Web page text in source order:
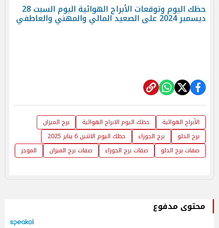
حظك اليوم وتوقعات الأبراج الهوائية اليوم السبت 28
ديسمبر 2024 على الصعيد المالي والمهني والعاطفي
الأبراج الهوائية حظك اليوم الابراج الهوائية
برج الميزان
برج الدلو
برج الجوزاء
حظك اليوم الاثنين 6 يناير 2025
صفات برج الدلو
صفات برج الجوزاء صفات برج الميزان الموجز
محتوى مدفوع